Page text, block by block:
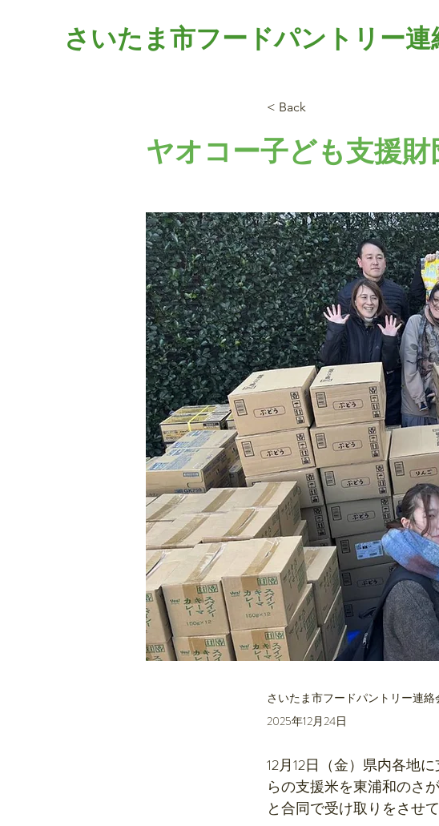
さいたま市フードパントリー連
< Back
ヤオコー子ども支援
さいたま市フードパントリー連絡
2025年12月24日
12月12日（金）県内各地
らの支援米を東浦和のさ
と合同で受け取りをさせ